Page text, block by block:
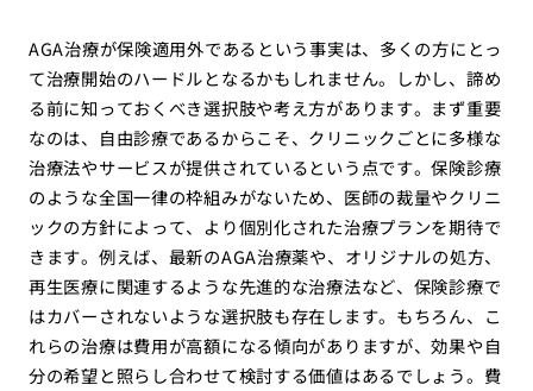
AGA治療が保険適用外であるという事実は、多くの方にとっ
て治療開始のハードルとなるかもしれません。しかし、諦め
る前に知っておくべき選択肢や考え方があります。まず重要
なのは、自由診療であるからこそ、クリニックごとに多様な
治療法やサービスが提供されているという点です。保険診療
のような全国一律の枠組みがないため、医師の裁量やクリニ
ックの方針によって、より個別化された治療プランを期待で
きます。例えば、最新のAGA治療薬や、オリジナルの処方、
再生医療に関連するような先進的な治療法など、保険診療で
はカバーされないような選択肢も存在します。もちろん、こ
れらの治療は費用が高額になる傾向がありますが、効果や自
分の希望と照らし合わせて検討する価値はあるでしょう。費